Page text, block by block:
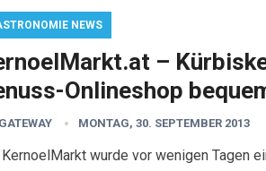
NEWS
–
Onlineshop
MONTAG, 30. SEPTEMBER 2013
wurde vor wenigen Tagen